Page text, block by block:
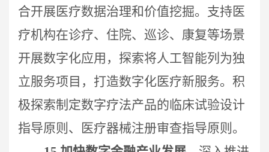
合开展医疗数据治理和价值挖掘。支持医
疗机构在诊疗、住院、巡诊、康复等场景
开展数字化应用，探索将人工智能列为独
立服务项目，打造数字化医疗新服务。积
极探索制定数字疗法产品的临床试验设计
指导原则、医疗器械注册审查指导原则。